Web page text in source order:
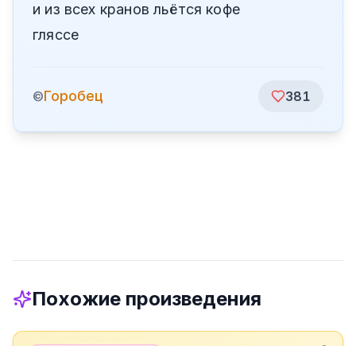
и из всех кранов льётся кофе
гляссе
©Горобец 381
Похожие произведения